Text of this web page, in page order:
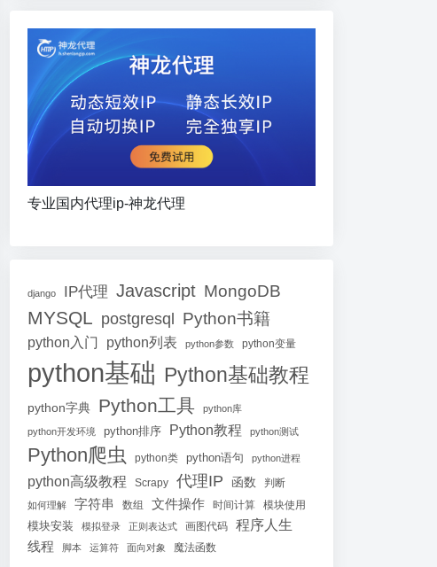
专业国内代理ip-神龙代理
django IP代理 Javascript MongoDB
MYSQL postgresql Python书籍
python入门 python列表 python参数 python变量
python基础 Python基础教程
python字典 Python工具 python库
python开发环境 python排序 Python教程 python测试
Python爬虫 python类 python语句 python进程
python高级教程 Scrapy 代理IP 函数 判断
如何理解 字符串 数组 文件操作 时间计算 模块使用
模块安装 模拟登录 正则表达式 画图代码 程序人生
线程 脚本 运算符 面向对象 魔法函数